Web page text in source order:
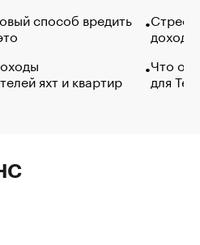
способ вредить
яхт и квартир
Что
для